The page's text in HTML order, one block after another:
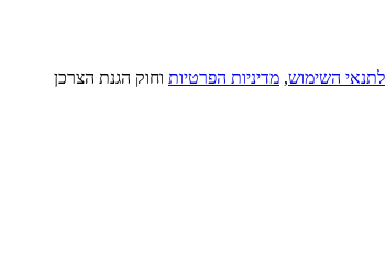
לתנאי השימוש, מדיניות הפרטיות וחוק הגנת הצרכן